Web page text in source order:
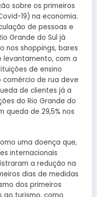
sobre os primeiros
19) na economia.
de pessoas e
Grande do Sul já
nos shoppings, bares
levantamento, com a
de ensino
comércio de rua deve
de clientes já a
do Rio Grande do
queda de 29,5% nos
uma doença que,
internacionais
a redução na
dias de medidas
dos primeiros